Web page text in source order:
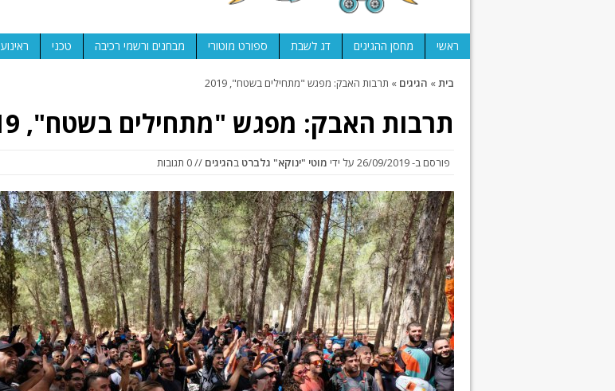
ראשי מחסן ההגיגים דג לשבת ספורט מוטורי מבחנים ורשמי רכיבה טכני ראינוע
בית» הגיגים » תרבות האבק: מפגש "מתחילים בשטח", 2019
תרבות האבק: מפגש "מתחילים בשטח", 2019
פורסם ב-26/09/2019 על ידי מוטי "ינוקא" גלברט בהגיגים // 0 תגובות